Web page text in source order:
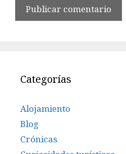
Categorías
Alojamiento
Blog
Crónicas